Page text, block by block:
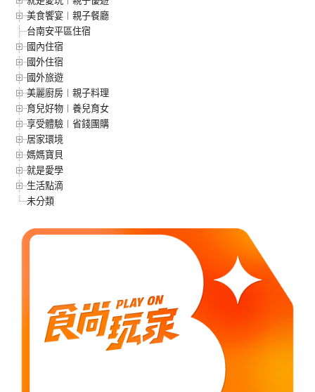
美食饗宴︱親子餐廳
台南安平區住宿
國內住宿
國外住宿
國外旅遊
美麗廚房︱親子料理
育兒好物︱養兒育女
享受體驗︱省錢團購
居家環境
媽媽寶貝
就是愛學
生活點滴
未分類